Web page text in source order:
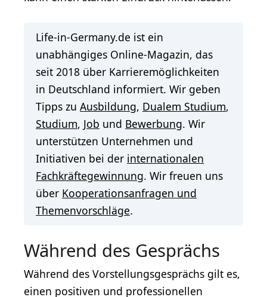
Life-in-Germany.de ist ein
unabhängiges Online-Magazin, das
seit 2018 über Karrieremöglichkeiten
in Deutschland informiert. Wir geben
Tipps zu Ausbildung, Dualem Studium,
Studium, Job und Bewerbung. Wir
unterstützen Unternehmen und
Initiativen bei der internationalen
Fachkräftegewinnung. Wir freuen uns
über Kooperationsanfragen und
Themenvorschläge.
Während des Gesprächs
Während des Vorstellungsgesprächs gilt es,
einen positiven und professionellen